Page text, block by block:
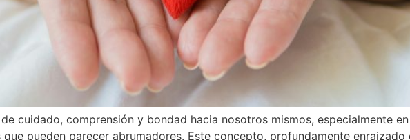
cuidado, comprensión y bondad hacia nosotros mismos, especialmente
pueden parecer abrumadores. Este concepto, profundamente